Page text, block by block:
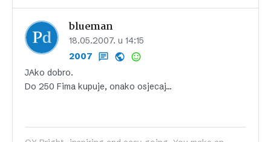
blueman
18.05.2007. u 14:15
2007
JAko dobro.
Do 250 Fima kupuje, onako osjecaj…